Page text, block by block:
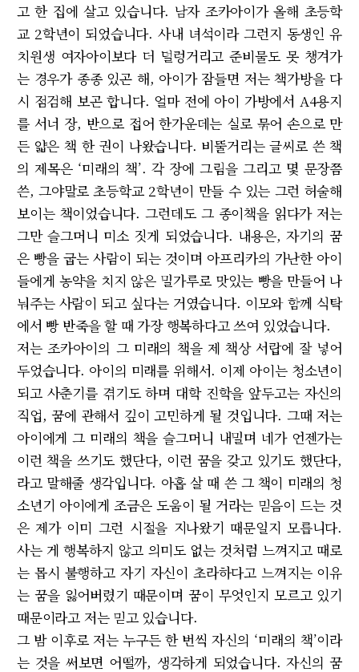
고 한 집에 살고 있습니다. 남자 조카아이가 올해 초등학
교 2학년이 되었습니다. 사내 녀석이라 그런지 동생인 유
치원생 여자아이보다 더 덜렁거리고 준비물도 못 챙겨가
는 경우가 종종 있곤 해, 아이가 잠들면 저는 책가방을 다
시 점검해 보곤 합니다. 얼마 전에 아이 가방에서 A4용지
를 서너 장, 반으로 접어 한가운데는 실로 묶어 손으로 만
든 얇은 책 한 권이 나왔습니다. 비뚤거리는 글씨로 쓴 책
의 제목은 ‘미래의 책’. 각 장에 그림을 그리고 몇 문장쯤
쓴, 그야말로 초등학교 2학년이 만들 수 있는 그런 허술해
보이는 책이었습니다. 그런데도 그 종이책을 읽다가 저는
그만 슬그머니 미소 짓게 되었습니다. 내용은, 자기의 꿈
은 빵을 굽는 사람이 되는 것이며 아프리카의 가난한 아이
들에게 농약을 치지 않은 밀가루로 맛있는 빵을 만들어 나
눠주는 사람이 되고 싶다는 거였습니다. 이모와 함께 식탁
에서 빵 반죽을 할 때 가장 행복하다고 쓰여 있었습니다.
저는 조카아이의 그 미래의 책을 제 책상 서랍에 잘 넣어
두었습니다. 아이의 미래를 위해서. 이제 아이는 청소년이
되고 사춘기를 겪기도 하며 대학 진학을 앞두고는 자신의
직업, 꿈에 관해서 깊이 고민하게 될 것입니다. 그때 저는
아이에게 그 미래의 책을 슬그머니 내밀며 네가 언젠가는
이런 책을 쓰기도 했단다, 이런 꿈을 갖고 있기도 했단다,
라고 말해줄 생각입니다. 아홉 살 때 쓴 그 책이 미래의 청
소년기 아이에게 조금은 도움이 될 거라는 믿음이 드는 것
은 제가 이미 그런 시절을 지나왔기 때문일지 모릅니다.
사는 게 행복하지 않고 의미도 없는 것처럼 느껴지고 때로
는 몹시 불행하고 자기 자신이 초라하다고 느껴지는 이유
는 꿈을 잃어버렸기 때문이며 꿈이 무엇인지 모르고 있기
때문이라고 저는 믿고 있습니다.
그 밤 이후로 저는 누구든 한 번씩 자신의 ‘미래의 책’이라
는 것을 써보면 어떨까, 생각하게 되었습니다. 자신의 꿈